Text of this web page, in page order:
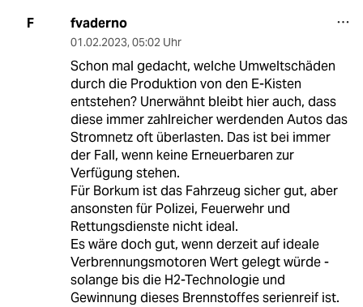
F fvaderno
01.02.2023, 05:02 Uhr
Schon mal gedacht, welche Umweltschäden
durch die Produktion von den E-Kisten
entstehen? Unerwähnt bleibt hier auch, dass
diese immer zahlreicher werdenden Autos das
Stromnetz oft überlasten. Das ist bei immer
der Fall, wenn keine Erneuerbaren zur
Verfügung stehen.
Für Borkum ist das Fahrzeug sicher gut, aber
ansonsten für Polizei, Feuerwehr und
Rettungsdienste nicht ideal.
Es wäre doch gut, wenn derzeit auf ideale
Verbrennungsmotoren Wert gelegt würde -
solange bis die H2-Technologie und
Gewinnung dieses Brennstoffes serienreif ist.